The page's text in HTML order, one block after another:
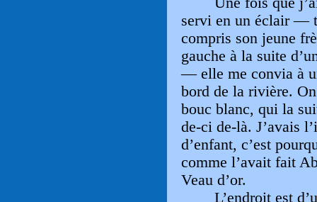
servi en un éclair —
compris son jeune
gauche à la suite
— elle me convia à
bord de la rivière.
bouc blanc, qui la
de-ci de-là. J’avais
d’enfant, c’est
comme l’avait fait
Veau d’or.
L’endroit est